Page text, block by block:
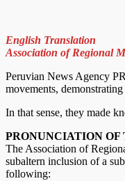
English Translation
Association of Regional
Peruvian News Agency
movements,
In that sense, they made
PRONUNCIATION OF
The Association of
subaltern inclusion of a
following: